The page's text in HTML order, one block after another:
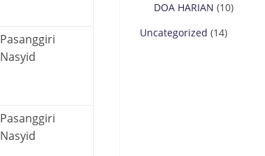
Pasanggiri
Nasyid
Pasanggiri
Nasyid
DOA HARIAN (10)
Uncategorized (14)